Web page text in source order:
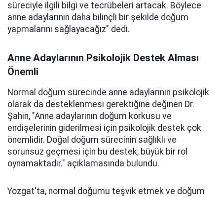
süreciyle ilgili bilgi ve tecrübeleri artacak. Böylece
anne adaylarının daha bilinçli bir şekilde doğum
yapmalarını sağlayacağız" dedi.
Anne Adaylarının Psikolojik Destek Alması
Önemli
Normal doğum sürecinde anne adaylarının psikolojik
olarak da desteklenmesi gerektiğine değinen Dr.
Şahin, "Anne adaylarının doğum korkusu ve
endişelerinin giderilmesi için psikolojik destek çok
önemlidir. Doğal doğum sürecinin sağlıklı ve
sorunsuz geçmesi için bu destek, büyük bir rol
oynamaktadır." açıklamasında bulundu.
Yozgat'ta, normal doğumu teşvik etmek ve doğum